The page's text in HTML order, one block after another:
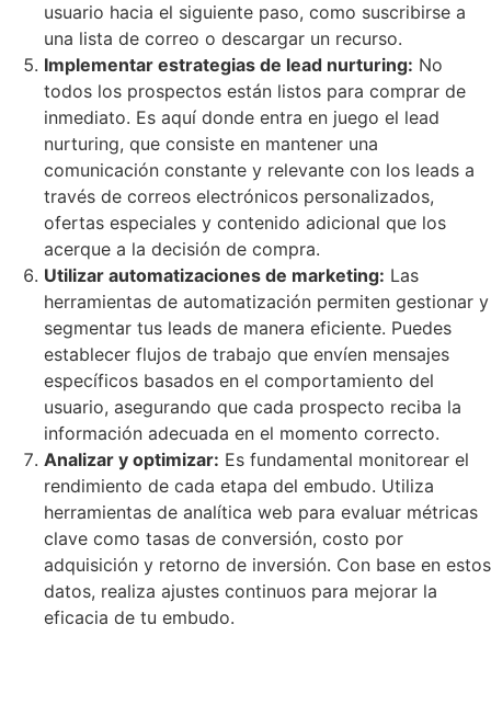
usuario hacia el siguiente paso, como suscribirse a
una lista de correo o descargar un recurso.
Implementar estrategias de lead nurturing: No
todos los prospectos están listos para comprar de
inmediato. Es aquí donde entra en juego el lead
nurturing, que consiste en mantener una
comunicación constante y relevante con los leads a
través de correos electrónicos personalizados,
ofertas especiales y contenido adicional que los
acerque a la decisión de compra.
Utilizar automatizaciones de marketing: Las
herramientas de automatización permiten gestionar y
segmentar tus leads de manera eficiente. Puedes
establecer flujos de trabajo que envíen mensajes
específicos basados en el comportamiento del
usuario, asegurando que cada prospecto reciba la
información adecuada en el momento correcto.
Analizar y optimizar: Es fundamental monitorear el
rendimiento de cada etapa del embudo. Utiliza
herramientas de analítica web para evaluar métricas
clave como tasas de conversión, costo por
adquisición y retorno de inversión. Con base en estos
datos, realiza ajustes continuos para mejorar la
eficacia de tu embudo.